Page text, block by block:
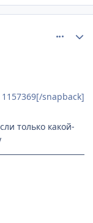
1157369[/snapback]
только какой-